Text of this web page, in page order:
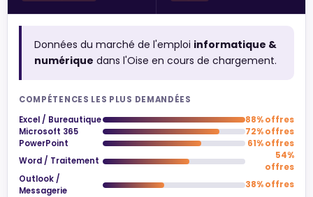
Données du marché de l'emploi informatique &
numérique dans l'Oise en cours de chargement.
COMPÉTENCES LES PLUS DEMANDÉES
Excel / Bureautique
88% offres
Microsoft 365
72% offres
PowerPoint
61% offres
Word / Traitement
54%
offres
Outlook /
Messagerie
38% offres